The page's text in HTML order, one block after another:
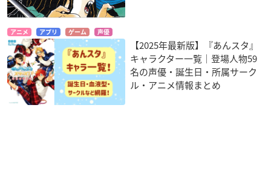
アニメ アプリ ゲーム 声優
【2025年最新版】『あんスタ』
キャラクター一覧｜登場人物59
名の声優・誕生日・所属サーク
ル・アニメ情報まとめ